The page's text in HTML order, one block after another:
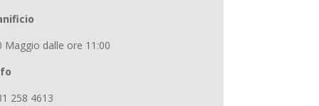
Maggio dalle ore 11:00
258 4613